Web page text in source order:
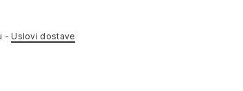
-Uslovi dostave